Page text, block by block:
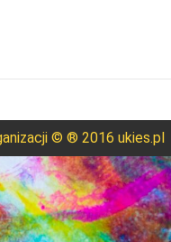
© ® 2016 ukies.pl